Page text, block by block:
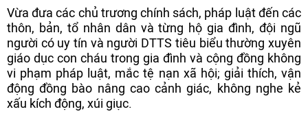
Vừa đưa các chủ trương chính sách, pháp luật đến các
thôn, bản, tổ nhân dân và từng hộ gia đình, đội ngũ
người có uy tín và người DTTS tiêu biểu thường xuyên
giáo dục con cháu trong gia đình và cộng đồng không
vi phạm pháp luật, mắc tệ nạn xã hội; giải thích, vận
động đồng bào nâng cao cảnh giác, không nghe kẻ
xấu kích động, xúi giục.